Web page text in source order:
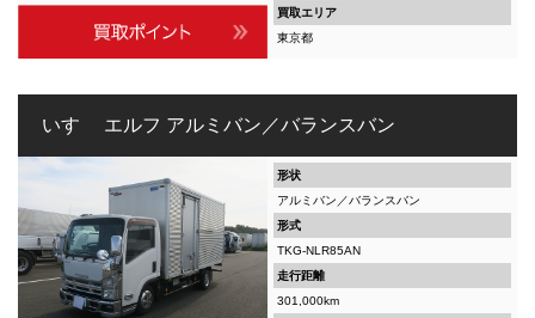
買取エリア
東京都
いすゞ エルフ アルミバン／バランスバン
形状
アルミバン／バランスバン
形式
TKG-NLR85AN
走行距離
301,000km